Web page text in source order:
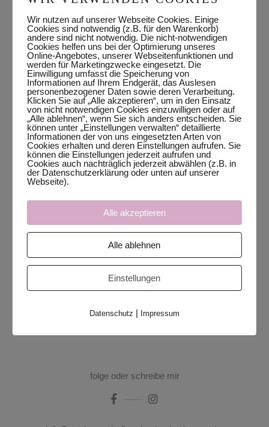
Aenean dignissim eros quis elit volutpat,
faucibus facilisis nisl vulputate. Vivamus
interdum id urna ut sagittis.
CATEGORY: Preparation
DATE: Dezember 3, 2019
TAGS: Simple
folge oder schreibe mir
Wir nutzen auf unserer Webseite Cookies. Einige
Cookies sind notwendig (z.B. für den Warenkorb)
andere sind nicht notwendig. Die nicht-notwendigen
Cookies helfen uns bei der Optimierung unseres
Online-Angebotes, unserer Webseitenfunktionen und
werden für Marketingzwecke eingesetzt. Die
Einwilligung umfasst die Speicherung von
Informationen auf Ihrem Endgerät, das Auslesen
personenbezogener Daten sowie deren Verarbeitung.
Klicken Sie auf „Alle akzeptieren“, um in den Einsatz
von nicht notwendigen Cookies einzuwilligen oder auf
„Alle ablehnen“, wenn Sie sich anders entscheiden. Sie
können unter „Einstellungen verwalten“ detaillierte
Informationen der von uns eingesetzten Arten von
Cookies erhalten und deren Einstellungen aufrufen. Sie
können die Einstellungen jederzeit aufrufen und
Cookies auch nachträglich jederzeit abwählen (z.B. in
der Datenschutzerklärung oder unten auf unserer
Webseite).
Alle akzeptieren
Alle ablehnen
Einstellungen
Datenschutz | Impressum